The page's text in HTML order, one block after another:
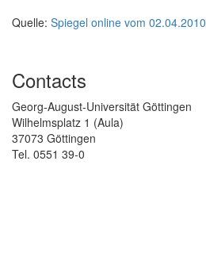
Quelle: Spiegel online vom 02.04.2010
Contacts
Georg-August-Universität Göttingen
Wilhelmsplatz 1 (Aula)
37073 Göttingen
Tel. 0551 39-0